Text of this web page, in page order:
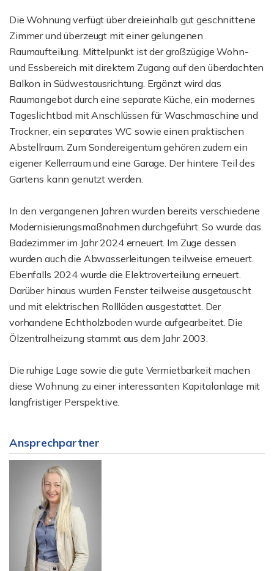
Die Wohnung verfügt über dreieinhalb gut geschnittene
Zimmer und überzeugt mit einer gelungenen
Raumaufteilung. Mittelpunkt ist der großzügige Wohn-
und Essbereich mit direktem Zugang auf den überdachten
Balkon in Südwestausrichtung. Ergänzt wird das
Raumangebot durch eine separate Küche, ein modernes
Tageslichtbad mit Anschlüssen für Waschmaschine und
Trockner, ein separates WC sowie einen praktischen
Abstellraum. Zum Sondereigentum gehören zudem ein
eigener Kellerraum und eine Garage. Der hintere Teil des
Gartens kann genutzt werden.
In den vergangenen Jahren wurden bereits verschiedene
Modernisierungsmaßnahmen durchgeführt. So wurde das
Badezimmer im Jahr 2024 erneuert. Im Zuge dessen
wurden auch die Abwasserleitungen teilweise erneuert.
Ebenfalls 2024 wurde die Elektroverteilung erneuert.
Darüber hinaus wurden Fenster teilweise ausgetauscht
und mit elektrischen Rollläden ausgestattet. Der
vorhandene Echtholzboden wurde aufgearbeitet. Die
Ölzentralheizung stammt aus dem Jahr 2003.
Die ruhige Lage sowie die gute Vermietbarkeit machen
diese Wohnung zu einer interessanten Kapitalanlage mit
langfristiger Perspektive.
Ansprechpartner